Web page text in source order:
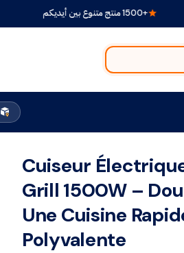
Cuiseur
Grill 1500W –
Une Cuisine
Polyvalente